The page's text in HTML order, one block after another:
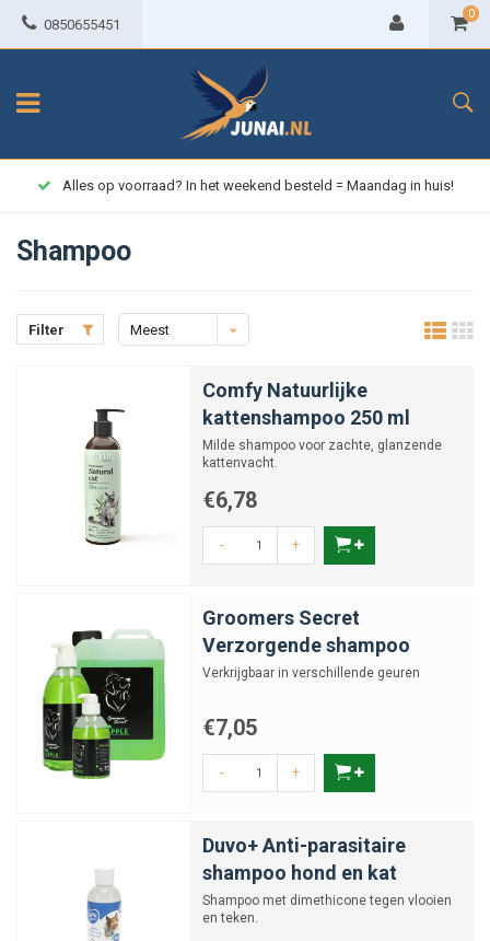
0850655451
0
Alles op voorraad? In het weekend besteld = Maandag in huis!
Shampoo
Filter
Meest
Comfy Natuurlijke
kattenshampoo 250 ml
Milde shampoo voor zachte, glanzende
kattenvacht.
€6,78
- +
Groomers Secret
Verzorgende shampoo
Verkrijgbaar in verschillende geuren
€7,05
- +
Duvo+ Anti-parasitaire
shampoo hond en kat
Shampoo met dimethicone tegen vlooien
en teken.